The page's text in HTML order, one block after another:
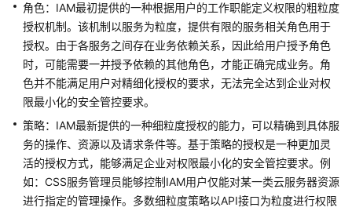
最
佳
实
践
API
参
考
SDK
参
考
角色：IAM最初提供的一种根据用户的工作职能定义权限的粗粒度
授权机制。该机制以服务为粒度，提供有限的服务相关角色用于
授权。由于各服务之间存在业务依赖关系，因此给用户授予角色
时，可能需要一并授予依赖的其他角色，才能正确完成业务。角
色并不能满足用户对精细化授权的要求，无法完全达到企业对权
限最小化的安全管控要求。
策略：IAM最新提供的一种细粒度授权的能力，可以精确到具体服
务的操作、资源以及请求条件等。基于策略的授权是一种更加灵
活的授权方式，能够满足企业对权限最小化的安全管控要求。例
如：CSS服务管理员能够控制IAM用户仅能对某一类云服务器资源
进行指定的管理操作。多数细粒度策略以API接口为粒度进行权限